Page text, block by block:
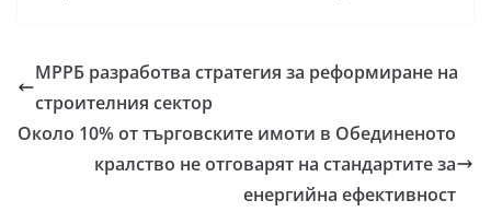
МРРБ разработва стратегия за реформиране на
строителния сектор
Около 10% от търговските имоти в Обединеното
кралство не отговарят на стандартите за
енергийна ефективност